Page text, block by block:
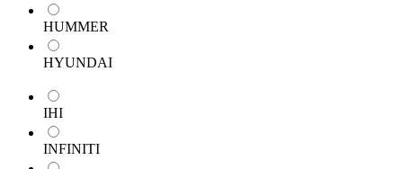
HUMMER
HYUNDAI
IHI
INFINITI